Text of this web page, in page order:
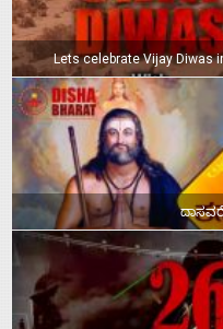
Lets celebrate Vijay Diwas